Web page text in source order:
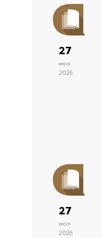
27
июл
2026
27
июл
2026